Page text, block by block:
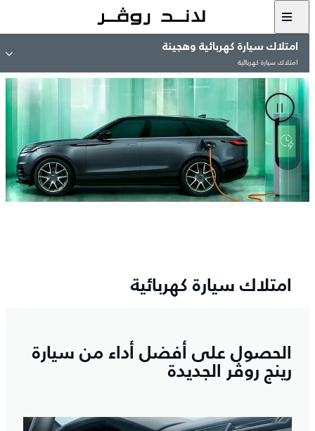
امتلاك سيارة كهربائية وهجينة
امتلاك سيارة كهربائية
امتلاك سيارة كهربائية
الحصول على أفضل أداء من سيارة
رينج روڤر الجديدة